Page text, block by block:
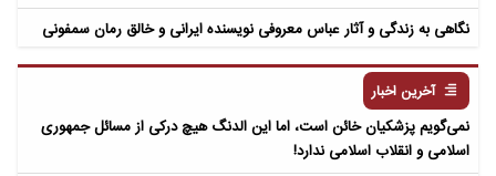
نگاهی به زندگی و آثار عباس معروفی نویسنده ایرانی و خالق رمان سمفونی
آخرین اخبار
نمی‌گویم پزشکیان خائن است، اما این الدنگ هیچ درکی از مسائل جمهوری
اسلامی و انقلاب اسلامی ندارد!